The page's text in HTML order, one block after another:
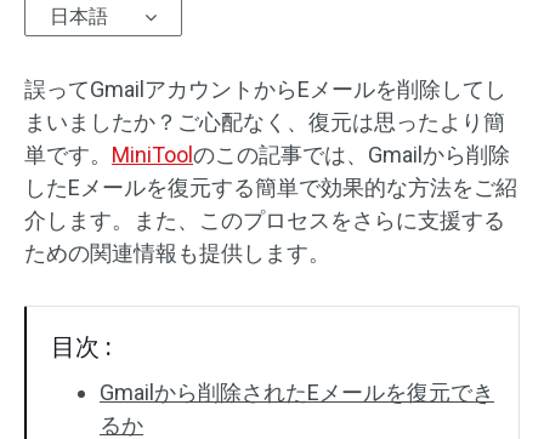
日本語
誤ってGmailアカウントからEメールを削除してし
まいましたか？ご心配なく、復元は思ったより簡
単です。 MiniToolのこの記事では、Gmailから削除
したEメールを復元する簡単で効果的な方法をご紹
介します。また、このプロセスをさらに支援する
ための関連情報も提供します。
目次 :
Gmailから削除されたEメールを復元でき
るか